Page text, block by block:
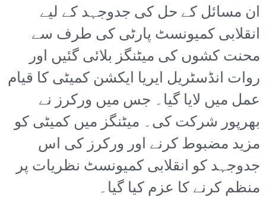
ان مسائل کے حل کی جدوجہد کے لیے
انقلابی کمیونسٹ پارٹی کی طرف سے
محنت کشوں کی میٹنگز بلائی گئیں اور
روات انڈسٹریل ایریا ایکشن کمیٹی کا قیام
عمل میں لایا گیا۔ جس میں ورکرز نے
بھرپور شرکت کی۔ میٹنگز میں کمیٹی کو
مزید مضبوط کرنے اور ورکرز کی اس
جدوجہد کو انقلابی کمیونسٹ نظریات پر
منظم کرنے کا عزم کیا گیا۔